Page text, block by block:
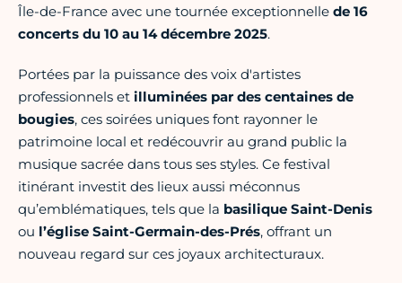
Île-de-France avec une tournée exceptionnelle de 16
concerts du 10 au 14 décembre 2025.
Portées par la puissance des voix d'artistes
professionnels et illuminées par des centaines de
bougies, ces soirées uniques font rayonner le
patrimoine local et redécouvrir au grand public la
musique sacrée dans tous ses styles. Ce festival
itinérant investit des lieux aussi méconnus
qu’emblématiques, tels que la basilique Saint-Denis
ou l’église Saint-Germain-des-Prés, offrant un
nouveau regard sur ces joyaux architecturaux.